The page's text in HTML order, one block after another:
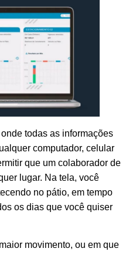
todas as informações
computador, celular
que um colaborador de
lugar. Na tela, você
no pátio, em tempo
os dias que você quiser
movimento, ou em que